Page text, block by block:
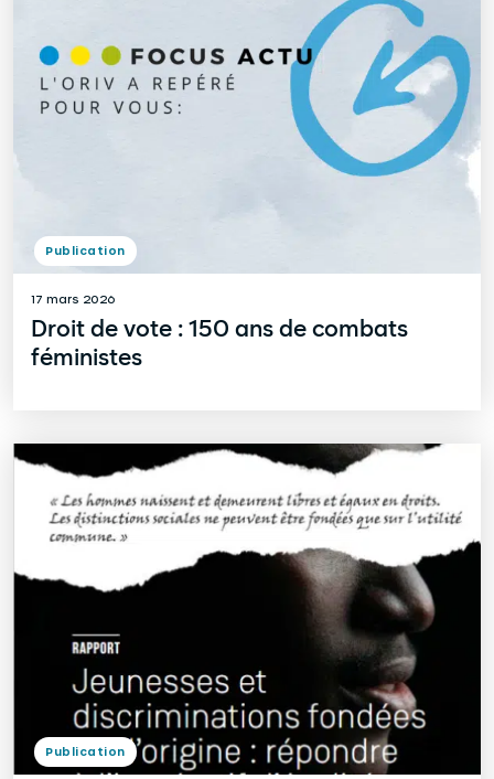
17 mars 2026
Droit de vote : 150 ans de combats
féministes
Publication
Publication